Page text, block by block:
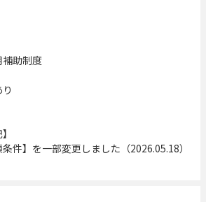
助制度
件】を一部変更しました（2026.05.18）